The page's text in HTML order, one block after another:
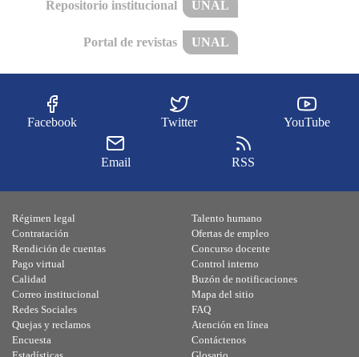
Repositorio institucional UNAL
Portal de revistas UNAL
Facebook Twitter YouTube
Email RSS
Régimen legal
Contratación
Rendición de cuentas
Pago virtual
Calidad
Talento humano
Ofertas de empleo
Concurso docente
Control interno
Buzón de notificaciones
Correo institucional
Redes Sociales
Quejas y reclamos
Encuesta
Mapa del sitio
FAQ
Atención en línea
Contáctenos